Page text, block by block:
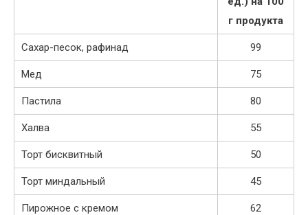
г продукта
Сахар-песок, рафинад 99
Мед 75
Пастила 80
Халва 55
Торт бисквитный 50
Торт миндальный 45
Пирожное с кремом 62